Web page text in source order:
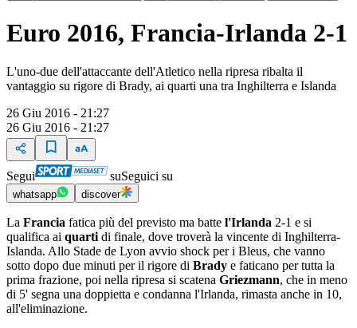
Euro 2016, Francia-Irlanda 2-1
L'uno-due dell'attaccante dell'Atletico nella ripresa ribalta il
vantaggio su rigore di Brady, ai quarti una tra Inghilterra e Islanda
26 Giu 2016 - 21:27
26 Giu 2016 - 21:27
Segui suSeguici su
whatsapp discover
La Francia fatica più del previsto ma batte l'Irlanda 2-1 e si
qualifica ai quarti di finale, dove troverà la vincente di Inghilterra-
Islanda. Allo Stade de Lyon avvio shock per i Bleus, che vanno
sotto dopo due minuti per il rigore di Brady e faticano per tutta la
prima frazione, poi nella ripresa si scatena Griezmann, che in meno
di 5' segna una doppietta e condanna l'Irlanda, rimasta anche in 10,
all'eliminazione.